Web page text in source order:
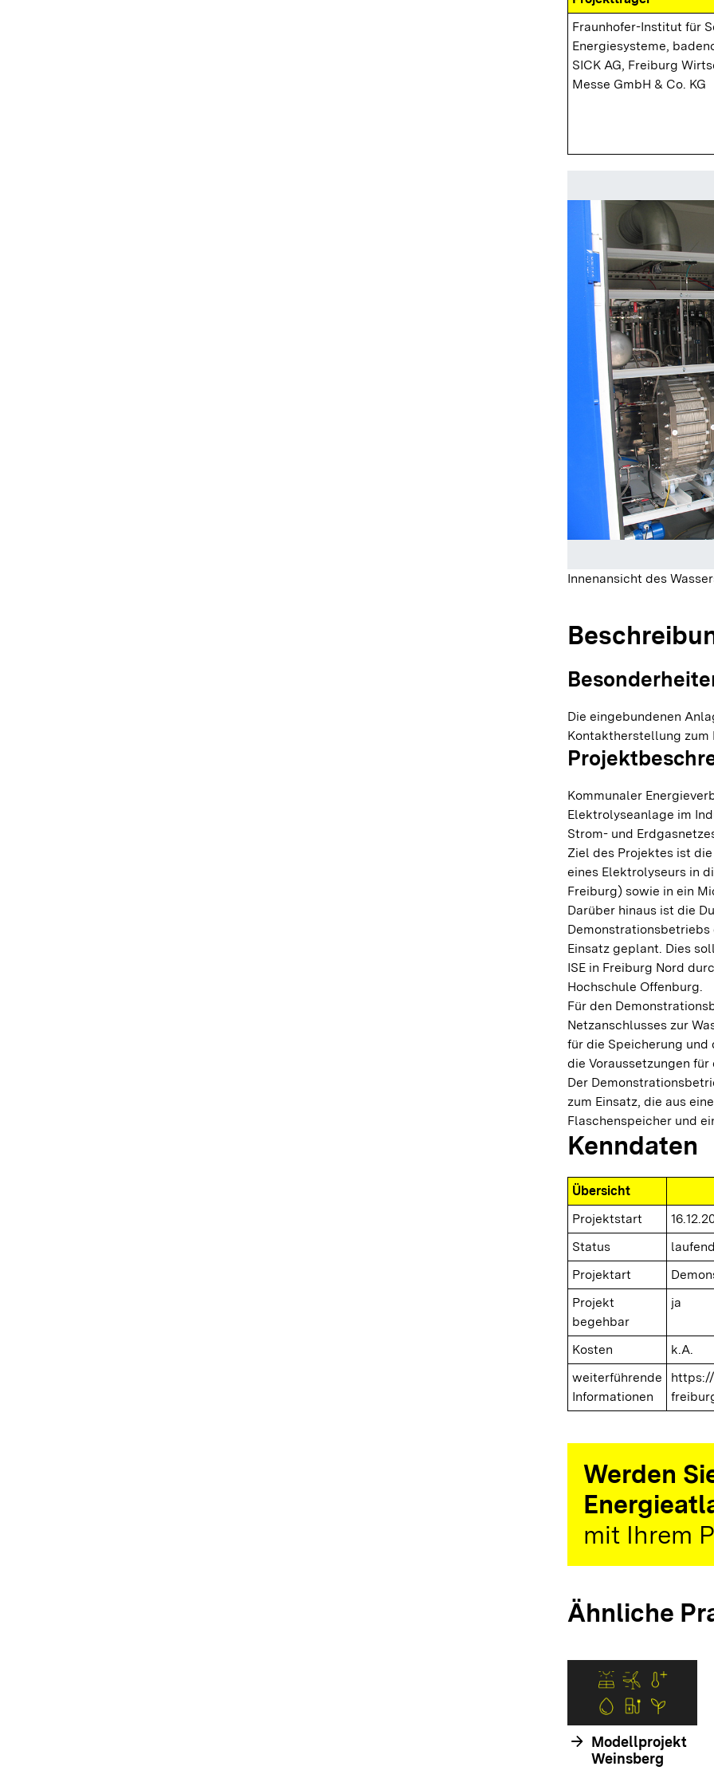
Fraunhofer-Institut für
Energiesysteme,
SICK AG, Freiburg
Messe GmbH & Co. KG
Innenansicht des
Die eingebundenen
Kontaktherstellung
Kommunaler
Elektrolyseanlage im
Strom- und
Ziel des Projektes ist
eines Elektrolyseurs in
Freiburg) sowie in ein
Darüber hinaus ist die
Einsatz geplant. Dies
ISE in Freiburg Nord
Hochschule Offenburg.
Für den
Netzanschlusses zur
für die Speicherung und
die Voraussetzungen für
Der
zum Einsatz, die aus
Flaschenspeicher und
Kenndaten
Übersicht
Projektstart
Status
laufend
Projektart
Projekt
begehbar
ja
Kosten
k.A.
weiterführende
Informationen
Werden
mit Ihrem
Ähnliche
arrow_forward Modellprojekt
Weinsberg